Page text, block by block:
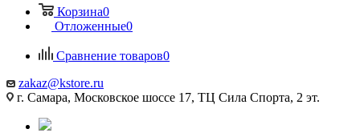
Корзина0
Отложенные0
Сравнение товаров0
zakaz@kstore.ru
г. Самара, Московское шоссе 17, ТЦ Сила Спорта, 2 эт.